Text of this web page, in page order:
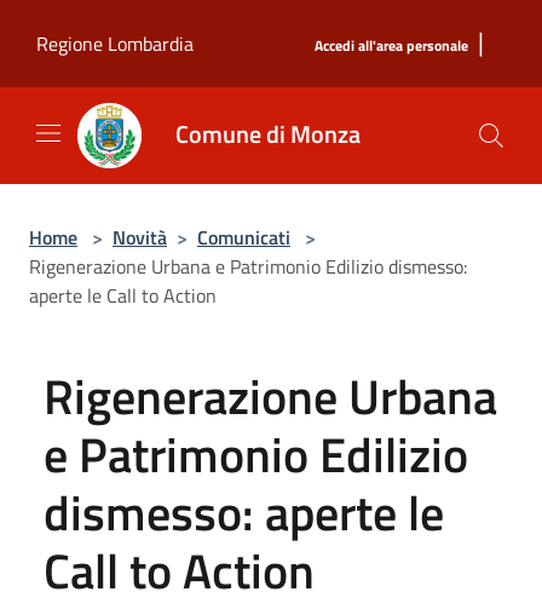
Regione Lombardia
Accedi all'area personale |
Comune di Monza
Home > Novità > Comunicati >
Rigenerazione Urbana e Patrimonio Edilizio dismesso:
aperte le Call to Action
Rigenerazione Urbana
e Patrimonio Edilizio
dismesso: aperte le
Call to Action